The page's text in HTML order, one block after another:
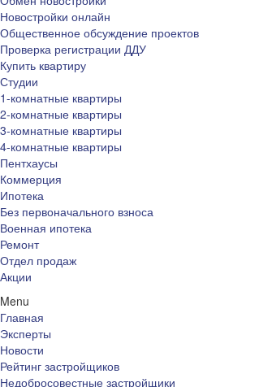
Новостройки онлайн
Общественное обсуждение проектов
Проверка регистрации ДДУ
Купить квартиру
Студии
1-комнатные квартиры
2-комнатные квартиры
3-комнатные квартиры
4-комнатные квартиры
Пентхаусы
Коммерция
Ипотека
Без первоначального взноса
Военная ипотека
Ремонт
Отдел продаж
Акции
Menu
Главная
Эксперты
Новости
Рейтинг застройщиков
Недобросовестные застройщики